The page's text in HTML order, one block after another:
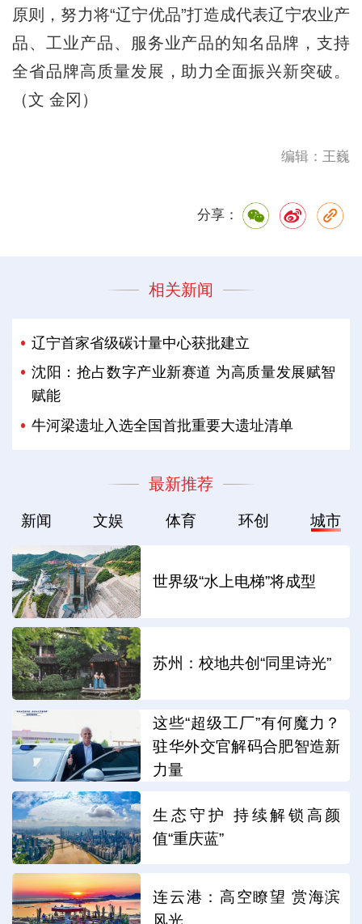
原则，努力将“辽宁优品”打造成代表辽宁农业产
品、工业产品、服务业产品的知名品牌，支持
全省品牌高质量发展，助力全面振兴新突破。
（文 金冈）
编辑：王巍
分享：
相关新闻
辽宁首家省级碳计量中心获批建立
沈阳：抢占数字产业新赛道 为高质量发展赋智
赋能
牛河梁遗址入选全国首批重要大遗址清单
最新推荐
新闻 文娱 体育 环创 城市
世界级“水上电梯”将成型
苏州：校地共创“同里诗光”
这些“超级工厂”有何魔力？
驻华外交官解码合肥智造新
力量
生态守护 持续解锁高颜
值“重庆蓝”
连云港：高空瞭望 赏海滨
风光